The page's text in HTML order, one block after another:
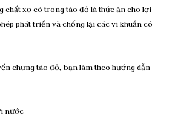
chất xơ có trong táo đỏ là thức ăn cho lợi
phát triển và chống lại các vi khuẩn có
chưng táo đỏ, bạn làm theo hướng dẫn
nước